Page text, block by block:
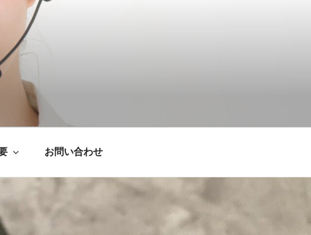
大ごみ処分、
お問い合わせ